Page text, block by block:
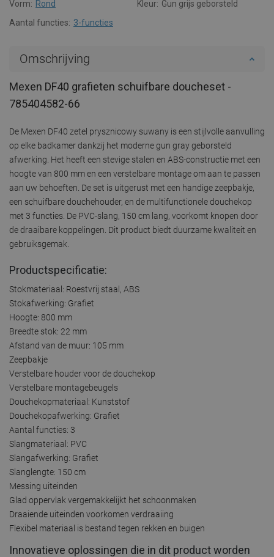
Vorm: Rond Kleur: Gun grijs geborsteld
Aantal functies: 3-functies
Omschrijving
Mexen DF40 grafieten schuifbare doucheset -
785404582-66
De Mexen DF40 zetel prysznicowy suwany is een stijlvolle aanvulling
op elke badkamer dankzij het moderne gun gray geborsteld
afwerking. Het heeft een stevige stalen en ABS-constructie met een
hoogte van 800 mm en een verstelbare montage om aan te passen
aan uw behoeften. De set is uitgerust met een handige zeepbakje,
een schuifbare douchehouder, en de multifunctionele douchekop
met 3 functies. De PVC-slang, 150 cm lang, voorkomt knopen door
de draaibare koppelingen. Dit product biedt duurzame kwaliteit en
gebruiksgemak.
Productspecificatie:
Stokmateriaal: Roestvrij staal, ABS
Stokafwerking: Grafiet
Hoogte: 800 mm
Breedte stok: 22 mm
Afstand van de muur: 105 mm
Zeepbakje
Verstelbare houder voor de douchekop
Verstelbare montagebeugels
Douchekopmateriaal: Kunststof
Douchekopafwerking: Grafiet
Aantal functies: 3
Slangmateriaal: PVC
Slangafwerking: Grafiet
Slanglengte: 150 cm
Messing uiteinden
Glad oppervlak vergemakkelijkt het schoonmaken
Draaiende uiteinden voorkomen verdraaiing
Flexibel materiaal is bestand tegen rekken en buigen
Innovatieve oplossingen die in dit product worden